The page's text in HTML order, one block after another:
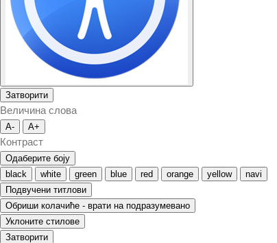
Затворити
Величина слова
A- A+
Контраст
Одаберите боју
black
white green blue red orange yellow
navi
Подвучени титлови
Обриши колачиће - врати на подразумевано
Уклоните стилове
Затворити